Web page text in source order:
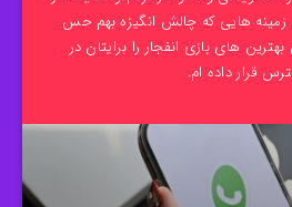
هایی که چالش انگیزه بهم حس
های بازی انفجار را برایتان در
قرار داده ام.